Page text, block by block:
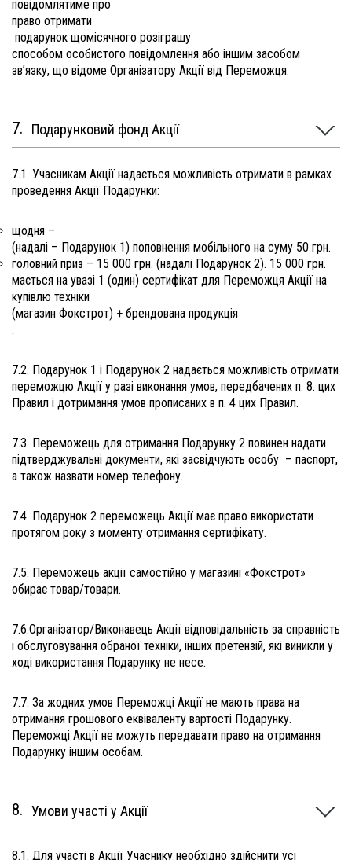
повідомлятиме про
право отримати
подарунок щомісячного розіграшу
способом особистого повідомлення або іншим засобом
зв’язку, що відоме Організатору Акції від Переможця.
Подарунковий фонд Акції
7.1. Учасникам Акції надається можливість отримати в рамках
проведення Акції Подарунки:
щодня –
(надалі – Подарунок 1) поповнення мобільного на суму 50 грн.
головний приз – 15 000 грн. (надалі Подарунок 2). 15 000 грн.
мається на увазі 1 (один) сертифікат для Переможця Акції на
купівлю техніки
(магазин Фокстрот) + брендована продукція
.
7.2. Подарунок 1 і Подарунок 2 надається можливість отримати
переможцю Акції у разі виконання умов, передбачених п. 8. цих
Правил і дотримання умов прописаних в п. 4 цих Правил.
7.3. Переможець для отримання Подарунку 2 повинен надати
підтверджувальні документи, які засвідчують особу – паспорт,
а також назвати номер телефону.
7.4. Подарунок 2 переможець Акції має право використати
протягом року з моменту отримання сертифікату.
7.5. Переможець акції самостійно у магазині «Фокстрот»
обирає товар/товари.
7.6.Організатор/Виконавець Акції відповідальність за справність
і обслуговування обраної техніки, інших претензій, які виникли у
ході використання Подарунку не несе.
7.7. За жодних умов Переможці Акції не мають права на
отримання грошового еквіваленту вартості Подарунку.
Переможці Акції не можуть передавати право на отримання
Подарунку іншим особам.
Умови участі у Акції
8.1. Для участі в Акції Учаснику необхідно здійснити усі